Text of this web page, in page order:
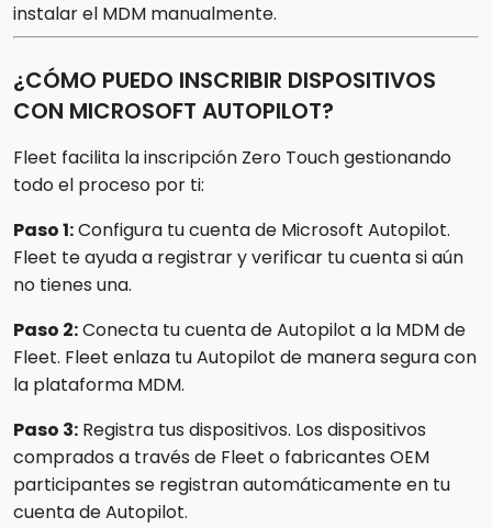
instalar el MDM manualmente.
¿CÓMO PUEDO INSCRIBIR DISPOSITIVOS
CON MICROSOFT AUTOPILOT?
Fleet facilita la inscripción Zero Touch gestionando
todo el proceso por ti:
Paso 1:Configura tu cuenta de Microsoft Autopilot.
Fleet te ayuda a registrar y verificar tu cuenta si aún
no tienes una.
Paso 2:Conecta tu cuenta de Autopilot a la MDM de
Fleet. Fleet enlaza tu Autopilot de manera segura con
la plataforma MDM.
Paso 3: Registra tus dispositivos. Los dispositivos
comprados a través de Fleet o fabricantes OEM
participantes se registran automáticamente en tu
cuenta de Autopilot.